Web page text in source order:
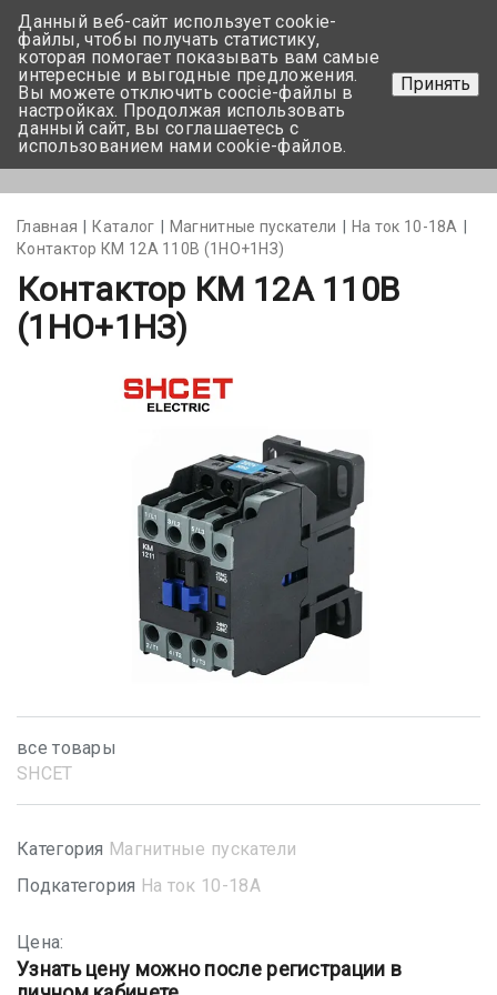
+375 17-350-99-56
+375 44-752-82-08
Задать вопрос
Главная Каталог Магнитные пускатели
На ток 10-18А
Контактор КМ 12А 110В (1НО+1НЗ)
Контактор КМ 12А 110В
(1НО+1НЗ)
все товары
SHСET
Категория Магнитные пускатели
Подкатегория На ток 10-18А
Цена:
Узнать цену можно после регистрации в
Данный веб-сайт использует cookie-
файлы, чтобы получать статистику,
которая помогает показывать вам самые
интересные и выгодные предложения.
Вы можете отключить coocie-файлы в
настройках. Продолжая использовать
данный сайт, вы соглашаетесь с
использованием нами cookie-файлов.
Принять